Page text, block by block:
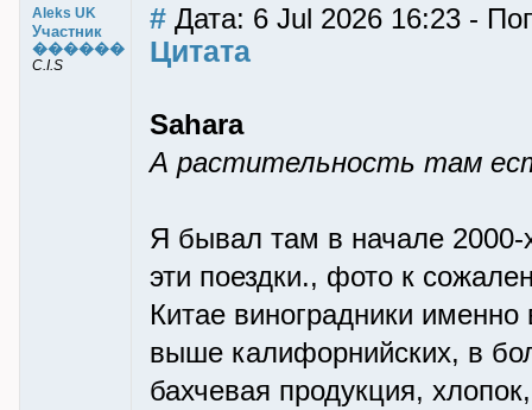
Aleks UK
Участник
������
C.I.S
# Дата: 6 Jul 2026 16:23 -
Цитата
Sahara
А растительность там
Я бывал там в начале
эти поездки., фото к
Китае виноградники
выше калифорнийских, в
бахчевая продукция,